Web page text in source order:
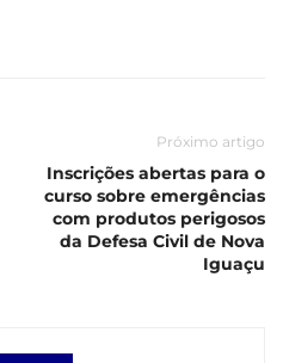
Próximo artigo
Inscrições abertas para o
curso sobre emergências
com produtos perigosos
da Defesa Civil de Nova
Iguaçu